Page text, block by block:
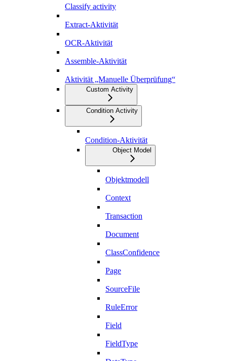
Classify activity
Extract-Aktivität
OCR-Aktivität
Assemble-Aktivität
Aktivität „Manuelle Überprüfung“
Custom Activity
Condition Activity
Condition-Aktivität
Object Model
Objektmodell
Context
Transaction
Document
ClassConfidence
Page
SourceFile
RuleError
Field
FieldType